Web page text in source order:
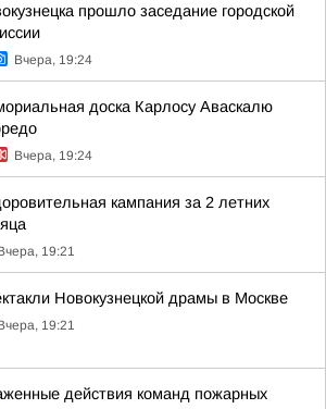
прошло заседание городской
Вчера, 19:24
доска Карлосу Аваскалю
Вчера, 19:24
кампания за 2 летних
19:21
Новокузнецкой драмы в Москве
19:21
действия команд пожарных